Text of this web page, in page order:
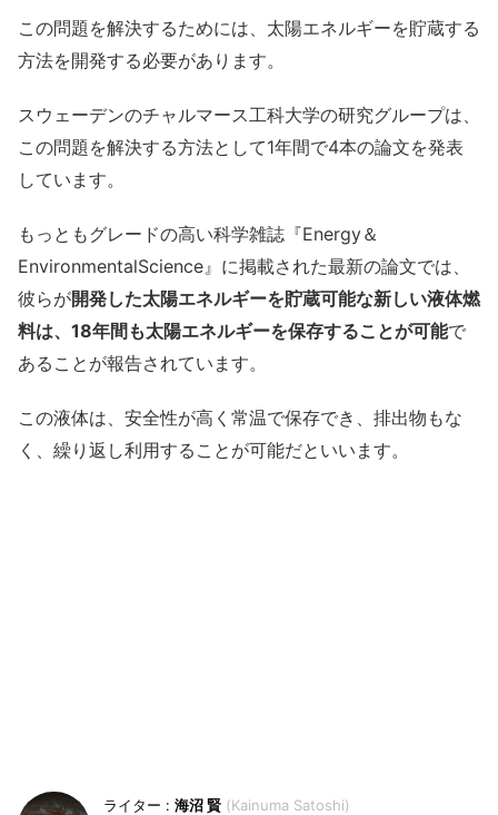
この問題を解決するためには、太陽エネルギーを貯蔵する
方法を開発する必要があります。
スウェーデンのチャルマース工科大学の研究グループは、
この問題を解決する方法として1年間で4本の論文を発表
しています。
もっともグレードの高い科学雑誌『Energy＆
EnvironmentalScience』に掲載された最新の論文では、
彼らが開発した太陽エネルギーを貯蔵可能な新しい液体燃
料は、18年間も太陽エネルギーを保存することが可能で
あることが報告されています。
この液体は、安全性が高く常温で保存でき、排出物もな
く、繰り返し利用することが可能だといいます。
海沼 賢 Kainuma Satoshi